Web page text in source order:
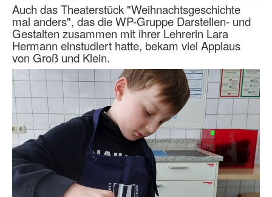
Auch das Theaterstück "Weihnachtsgeschichte
mal anders", das die WP-Gruppe Darstellen- und
Gestalten zusammen mit ihrer Lehrerin Lara
Hermann einstudiert hatte, bekam viel Applaus
von Groß und Klein.